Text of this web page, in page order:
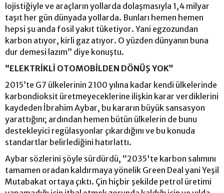
lojistiğiyle ve araçların yollarda dolaşmasıyla 1,4 milyar
taşıt her gün dünyada yollarda. Bunları hemen hemen
hepsi şu anda fosil yakıt tüketiyor. Yani egzozundan
karbon atıyor, kirli gaz atıyor. O yüzden dünyanın buna
dur demesi lazım” diye konuştu.
“ELEKTRİKLİ OTOMOBİLDEN DÖNÜŞ YOK”
2015’te G7 ülkelerinin 2100 yılına kadar kendi ülkelerinde
karbondioksit üretmeyeceklerine ilişkin karar verdiklerini
kaydeden İbrahim Aybar, bu kararın büyük sansasyon
yarattığını; ardından hemen bütün ülkelerin de bunu
destekleyici regülasyonlar çıkardığını ve bu konuda
standartlar belirlediğini hatırlattı.
Aybar sözlerini şöyle sürdürdü, “2035'te karbon salımını
tamamen oradan kaldırmaya yönelik Green Deal yani Yeşil
Mutabakat ortaya çıktı. Çin hiçbir şekilde petrol üretimi